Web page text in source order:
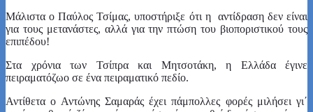
Μάλιστα ο Παύλος Τσίμας, υποστήριξε ότι η αντίδραση δεν είναι
για τους μετανάστες, αλλά για την πτώση του βιοποριστικού τους
επιπέδου!
Στα χρόνια των Τσίπρα και Μητσοτάκη, η Ελλάδα έγινε
πειραματόζωο σε ένα πειραματικό πεδίο.
Αντίθετα ο Αντώνης Σαμαράς έχει πάμπολλες φορές μιλήσει γι΄